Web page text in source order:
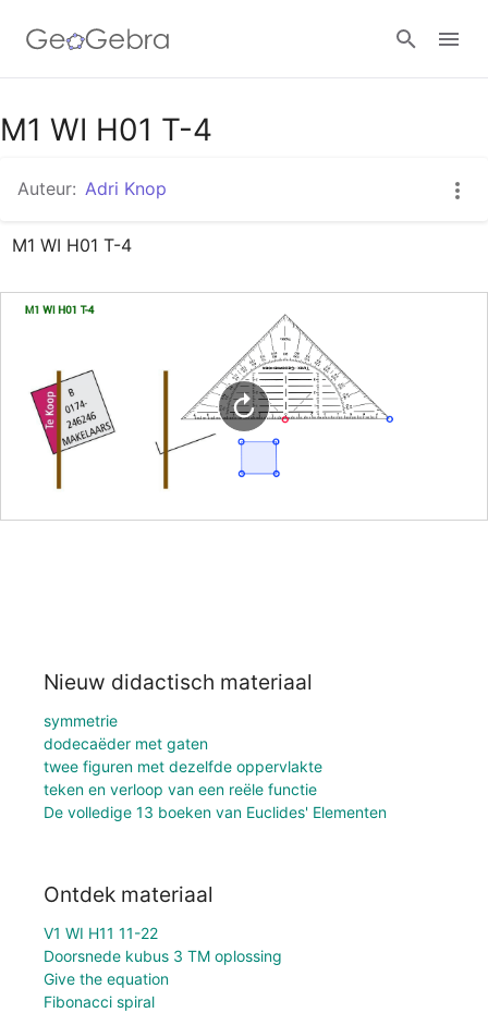
Google Classroom
GeoGebra Klaslokaal
M1 WI H01 T-4
Auteur: Adri Knop
M1 WI H01 T-4
Nieuw didactisch materiaal
symmetrie
dodecaëder met gaten
twee figuren met dezelfde oppervlakte
teken en verloop van een reële functie
De volledige 13 boeken van Euclides' Elementen
Ontdek materiaal
V1 WI H11 11-22
Doorsnede kubus 3 TM oplossing
Give the equation
Fibonacci spiral